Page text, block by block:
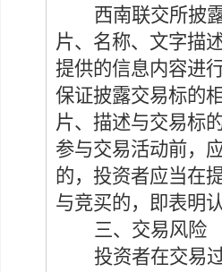
西南联交所披
片、名称、文字描
提供的信息内容进
保证披露交易标的
片、描述与交易标
参与交易活动前，
的，投资者应当在
与竞买的，即表明
三、交易风险
投资者在交易